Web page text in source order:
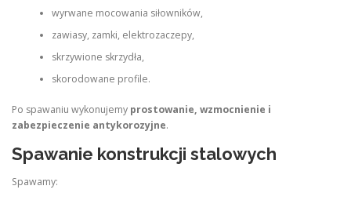
wyrwane mocowania siłowników,
zawiasy, zamki, elektrozaczepy,
skrzywione skrzydła,
skorodowane profile.
Po spawaniu wykonujemy prostowanie, wzmocnienie i
zabezpieczenie antykorozyjne.
Spawanie konstrukcji stalowych
Spawamy: